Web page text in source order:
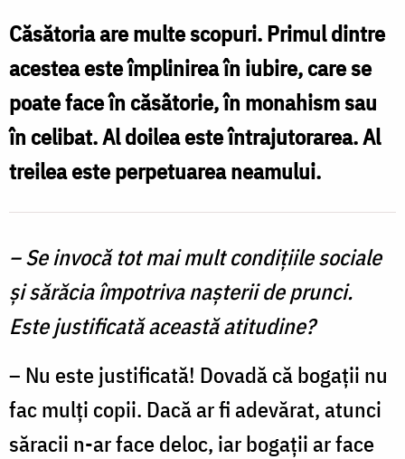
căsătoriei
/
Foto:
Pr.
Benedict
Both
Căsătoria are multe scopuri. Primul dintre
acestea este împlinirea în iubire, care se
poate face în căsătorie, în monahism sau
în celibat. Al doilea este întrajutorarea. Al
treilea este perpetuarea neamului.
– Se invocă tot mai mult condiţiile sociale
şi sărăcia împotriva naşterii de prunci.
Este justificată această atitudine?
– Nu este justificată! Dovadă că bogaţii nu
fac mulţi copii. Dacă ar fi adevărat, atunci
săracii n-ar face deloc, iar bogaţii ar face